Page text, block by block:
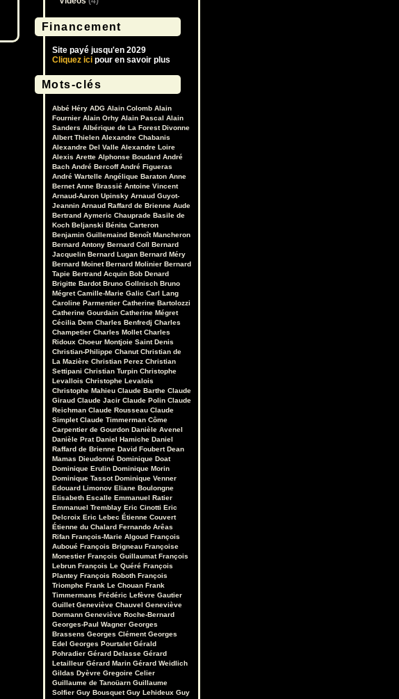
Financement
Site payé jusqu'en 2029
Cliquez ici pour en savoir plus
Mots-clés
Abbé Héry ADG Alain Colomb Alain
Fournier Alain Orhy Alain Pascal Alain
Sanders Albérique de La Forest Divonne
Albert Thielen Alexandre Chabanis
Alexandre Del Valle Alexandre Loire
Alexis Arette Alphonse Boudard André
Bach André Bercoff André Figueras
André Wartelle Angélique Baraton Anne
Bernet Anne Brassié Antoine Vincent
Arnaud-Aaron Upinsky Arnaud Guyot-
Jeannin Arnaud Raffard de Brienne Aude
Bertrand Aymeric Chauprade Basile de
Koch Beljanski Bénita Carteron
Benjamin Guillemaind Benoît Mancheron
Bernard Antony Bernard Coll Bernard
Jacquelin Bernard Lugan Bernard Méry
Bernard Moinet Bernard Molinier Bernard
Tapie Bertrand Acquin Bob Denard
Brigitte Bardot Bruno Gollnisch Bruno
Mégret Camille-Marie Galic Carl Lang
Caroline Parmentier Catherine Bartolozzi
Catherine Gourdain Catherine Mégret
Cécilia Dem Charles Benfredj Charles
Champetier Charles Mollet Charles
Ridoux Choeur Montjoie Saint Denis
Christian-Philippe Chanut Christian de
La Mazière Christian Perez Christian
Settipani Christian Turpin Christophe
Levallois Christophe Levalois
Christophe Mahieu Claude Barthe Claude
Giraud Claude Jacir Claude Polin Claude
Reichman Claude Rousseau Claude
Simplet Claude Timmerman Côme
Carpentier de Gourdon Danièle Avenel
Danièle Prat Daniel Hamiche Daniel
Raffard de Brienne David Foubert Dean
Mamas Dieudonné Dominique Doat
Dominique Erulin Dominique Morin
Dominique Tassot Dominique Venner
Edouard Limonov Eliane Boulongne
Elisabeth Escalle Emmanuel Ratier
Emmanuel Tremblay Eric Cinotti Eric
Delcroix Eric Lebec Étienne Couvert
Étienne du Chalard Fernando Arêas
Rifan François-Marie Algoud François
Auboué François Brigneau Françoise
Monestier François Guillaumat François
Lebrun François Le Quéré François
Plantey François Roboth François
Triomphe Frank Le Chouan Frank
Timmermans Frédéric Lefèvre Gautier
Guillet Geneviève Chauvel Geneviève
Dormann Geneviève Roche-Bernard
Georges-Paul Wagner Georges
Brassens Georges Clément Georges
Edel Georges Pourtalet Gérald
Pohradier Gérard Delasse Gérard
Letailleur Gérard Marin Gérard Weidlich
Gildas Dyèvre Gregoire Celier
Guillaume de Tanoüarn Guillaume
Solfier Guy Bousquet Guy Lehideux Guy